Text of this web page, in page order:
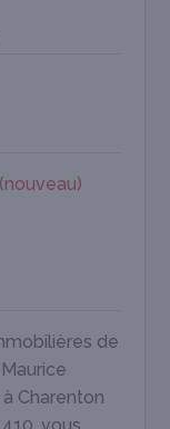
de
Charenton
vous